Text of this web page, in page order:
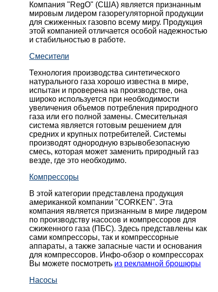
Компания "RegO" (США) является признанным
мировым лидером газорегуляторной продукции
для сжиженных газовпо всему миру. Продукция
этой компанией отличается особой надежностью
и стабильностью в работе.
Смесители
Технология производства синтетического
натурального газа хорошо известна в мире,
испытан и проверена на производстве, она
широко используется при необходимости
увеличения объемов потребления природного
газа или его полной замены. Смесительная
система является готовым решением для
средних и крупных потребителей. Системы
производят однородную взрывобезопасную
смесь, которая может заменить природный газ
везде, где это необходимо.
Компрессоры
В этой категории представлена продукция
американкой компании "CORKEN". Эта
компания является признанным в мире лидером
по производству насосов и компрессоров для
сжиженного газа (ПБС). Здесь представлены как
сами компрессоры, так и компрессорные
аппараты, а также запасные части и основания
для компрессоров. Инфо-обзор о компрессорах
Вы можете посмотреть из рекламной брошюры
Насосы